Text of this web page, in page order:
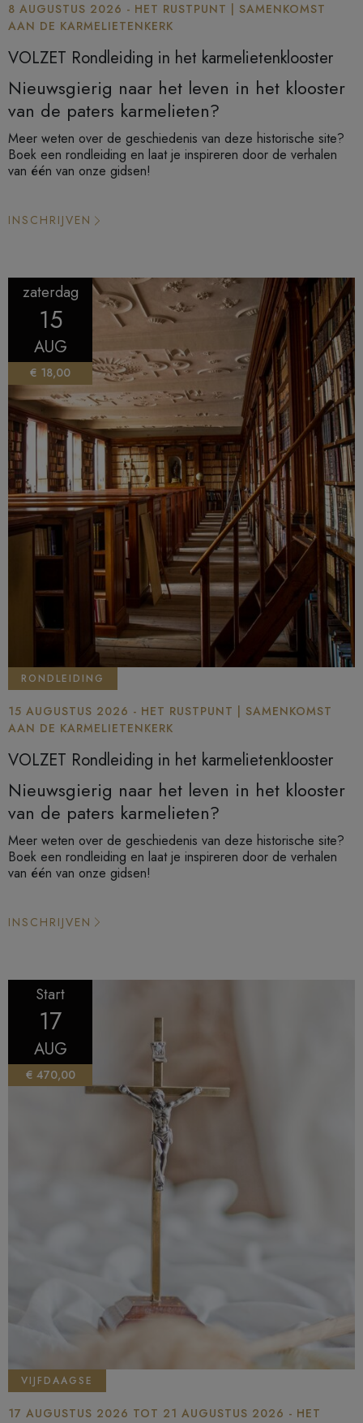
8 AUGUSTUS 2026 - HET RUSTPUNT | SAMENKOMST
AAN DE KARMELIETENKERK
VOLZET Rondleiding in het karmelietenklooster
Nieuwsgierig naar het leven in het klooster
van de paters karmelieten?
Meer weten over de geschiedenis van deze historische site?
Boek een rondleiding en laat je inspireren door de verhalen
van één van onze gidsen!
INSCHRIJVEN
zaterdag
15
AUG
€ 18,00
RONDLEIDING
15 AUGUSTUS 2026 - HET RUSTPUNT | SAMENKOMST
AAN DE KARMELIETENKERK
VOLZET Rondleiding in het karmelietenklooster
Nieuwsgierig naar het leven in het klooster
van de paters karmelieten?
Meer weten over de geschiedenis van deze historische site?
Boek een rondleiding en laat je inspireren door de verhalen
van één van onze gidsen!
INSCHRIJVEN
Start
17
AUG
€ 470,00
VIJFDAAGSE
17 AUGUSTUS 2026 TOT 21 AUGUSTUS 2026 - HET